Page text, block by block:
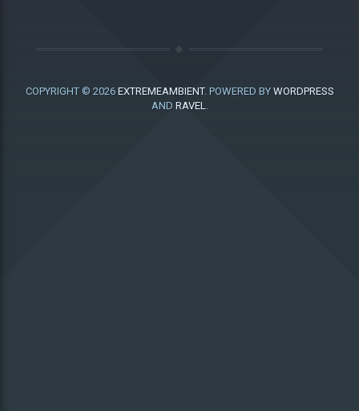
COPYRIGHT © 2026 EXTREMEAMBIENT. POWERED BY WORDPRESS
AND RAVEL.